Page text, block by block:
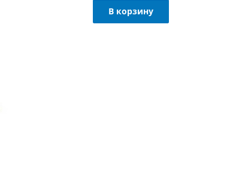
В корзину